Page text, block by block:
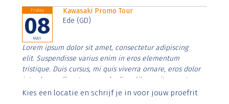
Friday
08
MAY
Kawasaki Promo Tour
Ede (GD)
Lorem ipsum dolor sit amet, consectetur adipiscing
elit. Suspendisse varius enim in eros elementum
tristique. Duis cursus, mi quis viverra ornare, eros dolor
interdum nulla, ut commodo diam libero vitae erat.
Aenean faucibus nibh et justo cursus id rutrum lorem
Kies een locatie en schrijf je in voor jouw proefrit